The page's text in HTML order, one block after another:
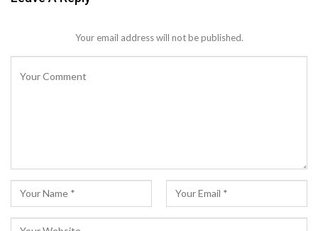
Your email address will not be published.